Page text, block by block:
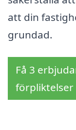
att din
grundad.
Få 3
förpliktelser